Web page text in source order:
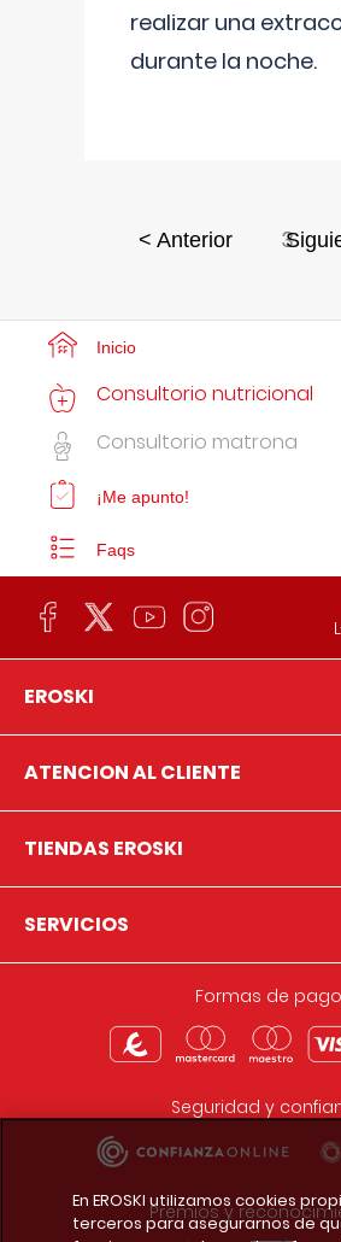
realizar una
durante la noche.
< Anterior 3
Inicio
Consultorio nutricional
Consultorio matrona
¡Me apunto!
Faqs
EROSKI
ATENCION AL CLIENTE
TIENDAS EROSKI
SERVICIOS
Formas de
Seguridad y
Premios y
En EROSKI utilizamos cookies
terceros para asegurarnos de